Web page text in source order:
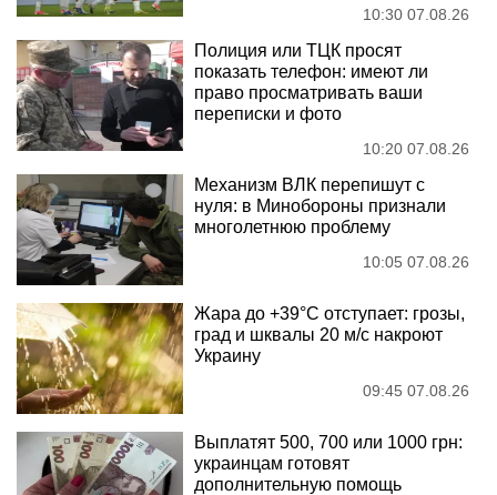
10:30 07.08.26
Полиция или ТЦК просят
показать телефон: имеют ли
право просматривать ваши
переписки и фото
10:20 07.08.26
Механизм ВЛК перепишут с
нуля: в Минобороны признали
многолетнюю проблему
10:05 07.08.26
Жара до +39°C отступает: грозы,
град и шквалы 20 м/с накроют
Украину
09:45 07.08.26
Выплатят 500, 700 или 1000 грн:
украинцам готовят
дополнительную помощь